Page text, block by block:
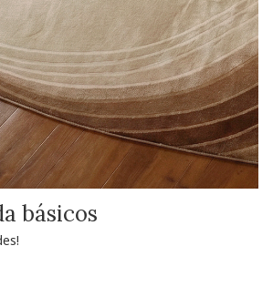
básicos